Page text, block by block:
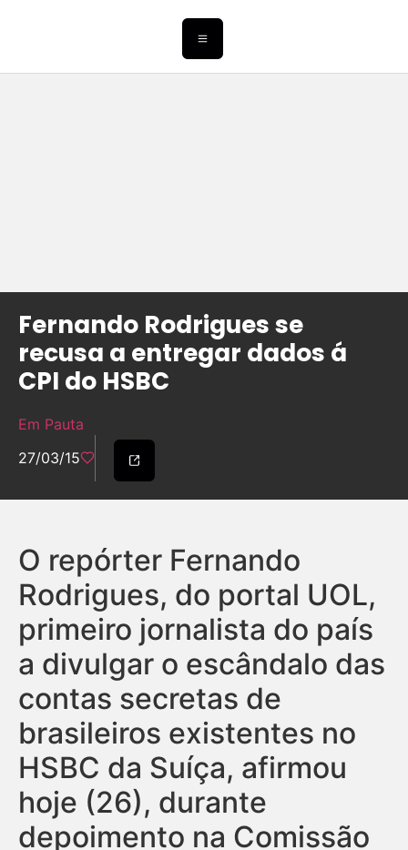
Fernando Rodrigues se
recusa a entregar dados á
CPI do HSBC
Em Pauta
27/03/15
O repórter Fernando
Rodrigues, do portal UOL,
primeiro jornalista do país
a divulgar o escândalo das
contas secretas de
brasileiros existentes no
HSBC da Suíça, afirmou
hoje (26), durante
depoimento na Comissão